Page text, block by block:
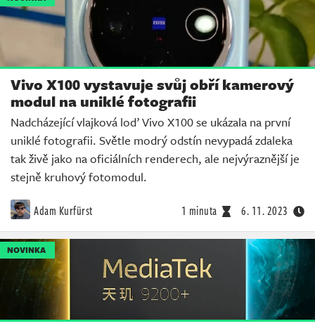
Vivo X100 vystavuje svůj obří kamerový
modul na uniklé fotografii
Nadcházející vlajková loď Vivo X100 se ukázala na první
uniklé fotografii. Světle modrý odstín nevypadá zdaleka
tak živě jako na oficiálních renderech, ale nejvýraznější je
stejně kruhový fotomodul.
Adam Kurfürst 1 minuta 6. 11. 2023
NOVINKA